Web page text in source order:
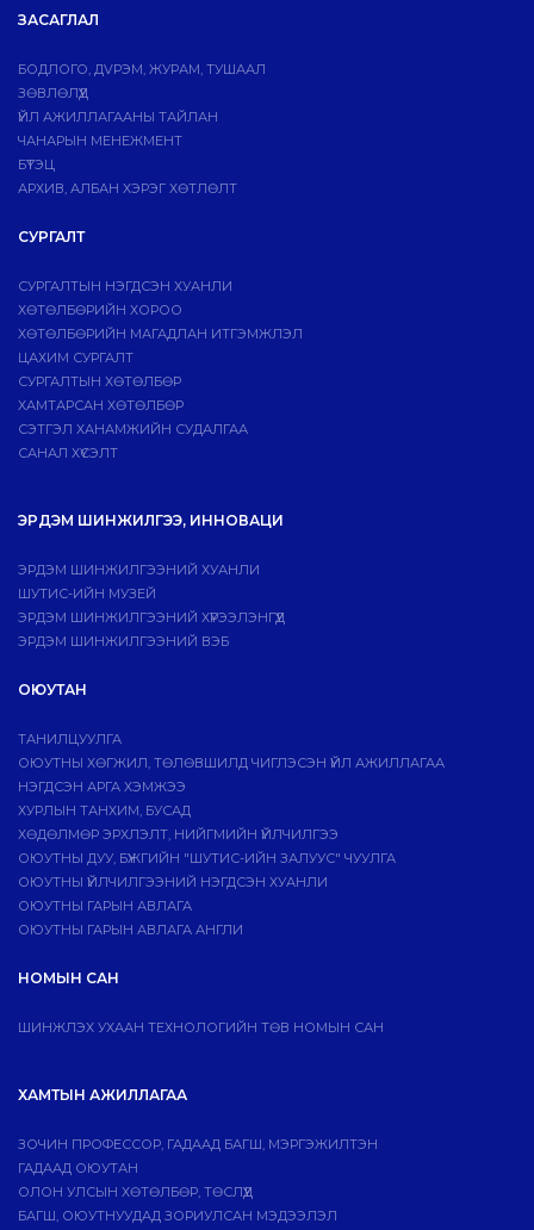
ЗАСАГЛАЛ
БОДЛОГО, ДVРЭМ, ЖУРАМ, ТУШААЛ
ЗӨВЛӨЛҮҮД
ҮЙЛ АЖИЛЛАГААНЫ ТАЙЛАН
ЧАНАРЫН МЕНЕЖМЕНТ
БҮТЭЦ
АРХИВ, АЛБАН ХЭРЭГ ХӨТЛӨЛТ
СУРГАЛТ
СУРГАЛТЫН НЭГДСЭН ХУАНЛИ
ХӨТӨЛБӨРИЙН ХОРОО
ХӨТӨЛБӨРИЙН МАГАДЛАН ИТГЭМЖЛЭЛ
ЦАХИМ СУРГАЛТ
СУРГАЛТЫН ХӨТӨЛБӨР
ХАМТАРСАН ХӨТӨЛБӨР
СЭТГЭЛ ХАНАМЖИЙН СУДАЛГАА
САНАЛ ХҮСЭЛТ
ЭРДЭМ ШИНЖИЛГЭЭ, ИННОВАЦИ
ЭРДЭМ ШИНЖИЛГЭЭНИЙ ХУАНЛИ
ШУТИС-ИЙН МУЗЕЙ
ЭРДЭМ ШИНЖИЛГЭЭНИЙ ХҮРЭЭЛЭНГҮҮД
ЭРДЭМ ШИНЖИЛГЭЭНИЙ ВЭБ
ОЮУТАН
ТАНИЛЦУУЛГА
ОЮУТНЫ ХӨГЖИЛ, ТӨЛӨВШИЛД ЧИГЛЭСЭН ҮЙЛ АЖИЛЛАГАА
НЭГДСЭН АРГА ХЭМЖЭЭ
ХУРЛЫН ТАНХИМ, БУСАД
ХӨДӨЛМӨР ЭРХЛЭЛТ, НИЙГМИЙН ҮЙЛЧИЛГЭЭ
ОЮУТНЫ ДУУ, БҮЖГИЙН "ШУТИС-ИЙН ЗАЛУУС" ЧУУЛГА
ОЮУТНЫ ҮЙЛЧИЛГЭЭНИЙ НЭГДСЭН ХУАНЛИ
ОЮУТНЫ ГАРЫН АВЛАГА
ОЮУТНЫ ГАРЫН АВЛАГА АНГЛИ
НОМЫН САН
ШИНЖЛЭХ УХААН ТЕХНОЛОГИЙН ТӨВ НОМЫН САН
ХАМТЫН АЖИЛЛАГАА
ЗОЧИН ПРОФЕССОР, ГАДААД БАГШ, МЭРГЭЖИЛТЭН
ГАДААД ОЮУТАН
ОЛОН УЛСЫН ХӨТӨЛБӨР, ТӨСЛҮҮД
БАГШ, ОЮУТНУУДАД ЗОРИУЛСАН МЭДЭЭЛЭЛ